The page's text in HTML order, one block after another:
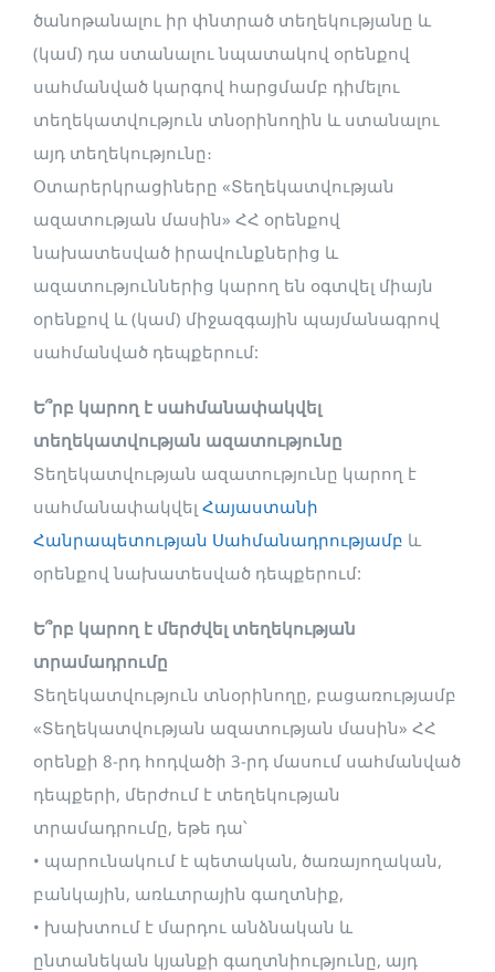
ծանոթանալու իր փնտրած տեղեկությանը և
(կամ) դա ստանալու նպատակով օրենքով
սահմանված կարգով հարցմամբ դիմելու
տեղեկատվություն տնօրինողին և ստանալու
այդ տեղեկությունը։
Օտարերկրացիները «Տեղեկատվության
ազատության մասին» ՀՀ օրենքով
նախատեսված իրավունքներից և
ազատություններից կարող են օգտվել միայն
օրենքով և (կամ) միջազգային պայմանագրով
սահմանված դեպքերում:
Ե՞րբ կարող է սահմանափակվել
տեղեկատվության ազատությունը
Տեղեկատվության ազատությունը կարող է
սահմանափակվել Հայաստանի
Հանրապետության Սահմանադրությամբ և
օրենքով նախատեսված դեպքերում:
Ե՞րբ կարող է մերժվել տեղեկության
տրամադրումը
Տեղեկատվություն տնօրինողը, բացառությամբ
«Տեղեկատվության ազատության մասին» ՀՀ
օրենքի 8-րդ հոդվածի 3-րդ մասում սահմանված
դեպքերի, մերժում է տեղեկության
տրամադրումը, եթե դա՝
• պարունակում է պետական, ծառայողական,
բանկային, առևտրային գաղտնիք,
• խախտում է մարդու անձնական և
ընտանեկան կյանքի գաղտնիությունը, այդ